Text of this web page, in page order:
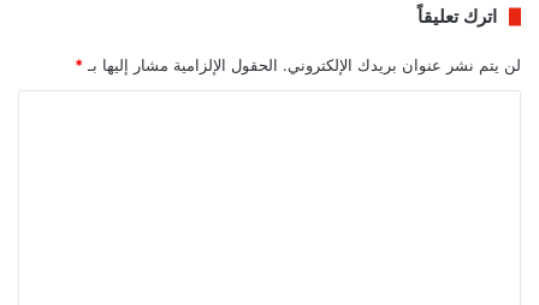
اترك تعليقاً
لن يتم نشر عنوان بريدك الإلكتروني. الحقول الإلزامية مشار إليها بـ *